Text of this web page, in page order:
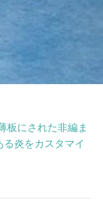
板にされた非編ま
炎をカスタマイ